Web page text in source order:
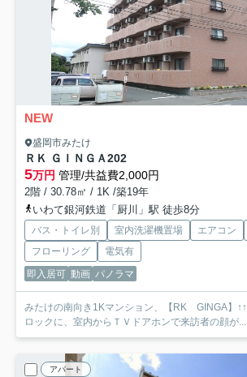
NEW
盛岡市みたけ
ＲＫ ＧＩＮＧＡ202
5万円 管理/共益費2,000円
2階 / 30.78㎡ / 1K /築19年
いわて銀河鉄道「厨川」駅 徒歩8分
バス・トイレ別 室内洗濯機置場 エアコン
フローリング
電気有
即入居可 動画 パノラマ
みたけの南向き1Kマンション、【RK GINGA】↑↑ エントランスオート
ロックに、室内からＴＶドアホンで来訪者の顔が...
アパート